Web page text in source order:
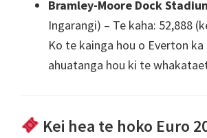
Bramley-Moore Dock
Ingarangi) – Te kaha: 52,888
Ko te kainga hou o Everton
ahuatanga hou ki te
Kei hea te hoko Euro